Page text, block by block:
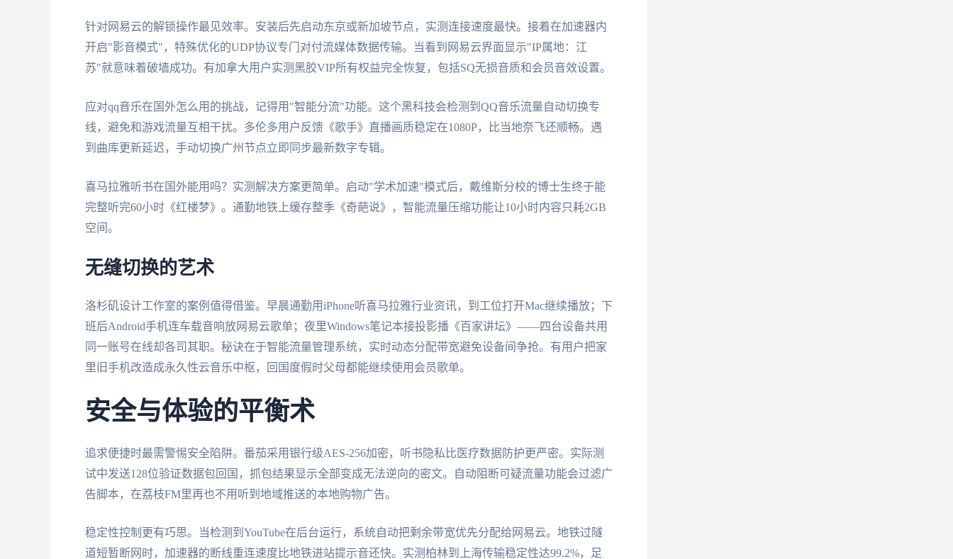
针对网易云的解锁操作最见效率。安装后先启动东京或新加坡节点，实测连接速度最快。接着在加速器内
开启"影音模式"，特殊优化的UDP协议专门对付流媒体数据传输。当看到网易云界面显示"IP属地：江
苏"就意味着破墙成功。有加拿大用户实测黑胶VIP所有权益完全恢复，包括SQ无损音质和会员音效设置。
应对qq音乐在国外怎么用的挑战，记得用"智能分流"功能。这个黑科技会检测到QQ音乐流量自动切换专
线，避免和游戏流量互相干扰。多伦多用户反馈《歌手》直播画质稳定在1080P，比当地奈飞还顺畅。遇
到曲库更新延迟，手动切换广州节点立即同步最新数字专辑。
喜马拉雅听书在国外能用吗？实测解决方案更简单。启动"学术加速"模式后，戴维斯分校的博士生终于能
完整听完60小时《红楼梦》。通勤地铁上缓存整季《奇葩说》，智能流量压缩功能让10小时内容只耗2GB
空间。
无缝切换的艺术
洛杉矶设计工作室的案例值得借鉴。早晨通勤用iPhone听喜马拉雅行业资讯，到工位打开Mac继续播放；下
班后Android手机连车载音响放网易云歌单；夜里Windows笔记本接投影播《百家讲坛》——四台设备共用
同一账号在线却各司其职。秘诀在于智能流量管理系统，实时动态分配带宽避免设备间争抢。有用户把家
里旧手机改造成永久性云音乐中枢，回国度假时父母都能继续使用会员歌单。
安全与体验的平衡术
追求便捷时最需警惕安全陷阱。番茄采用银行级AES-256加密，听书隐私比医疗数据防护更严密。实际测
试中发送128位验证数据包回国，抓包结果显示全部变成无法逆向的密文。自动阻断可疑流量功能会过滤广
告脚本，在荔枝FM里再也不用听到地域推送的本地购物广告。
稳定性控制更有巧思。当检测到YouTube在后台运行，系统自动把剩余带宽优先分配给网易云。地铁过隧
道短暂断网时，加速器的断线重连速度比地铁进站提示音还快。实测柏林到上海传输稳定性达99.2%，足